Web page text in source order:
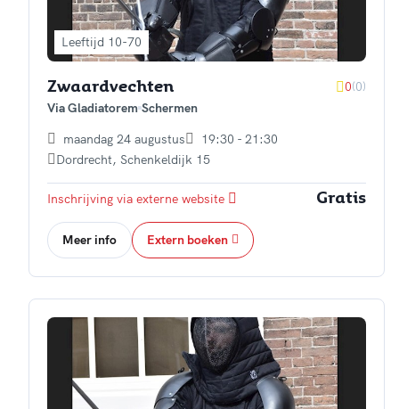
Leeftijd 10-70
Zwaardvechten 0(0)
Via Gladiatorem Schermen
maandag 24 augustus
19:30 - 21:30
Dordrecht, Schenkeldijk 15
Inschrijving via externe website Gratis
Meer info Extern boeken